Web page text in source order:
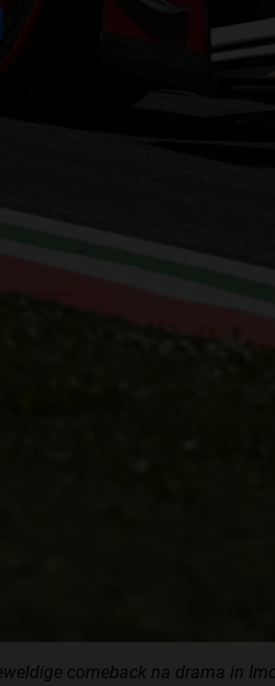
comeback na drama in
NIEUWSBRIEF